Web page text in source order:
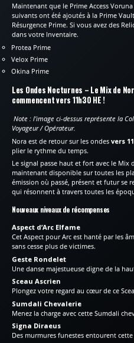
Maintenant que le Prime Access
suivants ont été ajoutés à la Prime
Résurgence Prime. Si vous avez des
dans votre Inventaire.
Protea Prime
Velox Prime
Okina Prime
Les Ondes Nocturnes – Le Mix de
commencent vers 11h30 HE !
Note : l’image ci-dessus représente la
Voyageur / Opérateur.
Nora est de retour sur les ondes vers
plier le rythme du temps.
Le signal passe haut et fort avec le Mix
maintenant disponible sur toutes les
émission où passé, présent et futur se
qui résonnent à travers toutes les
Nouveaux niveaux de récompenses
Aspect d’Arc Elfame
Cet Aspect pour Arc est hanté par les
sans cesse plus de victimes.
Geste Rondelet
Une danse majestueuse digne de la
Sceau Ascrien
Plongez votre regard au cœur de ce
Sumdali Chevalerie
Menez la charge avec cette Sumdali
Signa Diraeus
Des murmures funestes entourent